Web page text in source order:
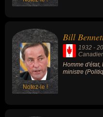
Notez-le !
Bill
1932 -
Homme d'état,
ministre